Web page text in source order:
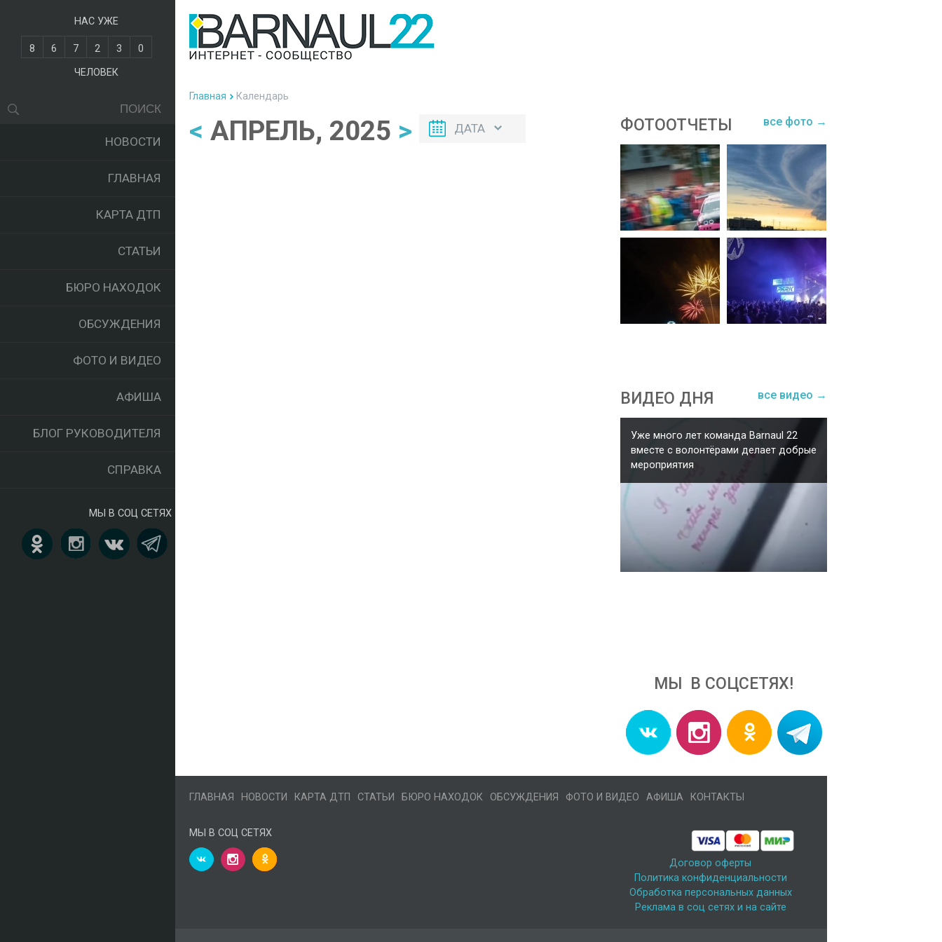
НАС УЖЕ
8 6 7 2 3
0
ЧЕЛОВЕК
НОВОСТИ
ГЛАВНАЯ
КАРТА ДТП
СТАТЬИ
БЮРО НАХОДОК
ОБСУЖДЕНИЯ
ФОТО И ВИДЕО
АФИША
БЛОГ РУКОВОДИТЕЛЯ
СПРАВКА
МЫ В СОЦ СЕТЯХ
Главная Календарь
< АПРЕЛЬ, 2025 > ДАТА ФОТООТЧЕТЫ все фото →
ВИДЕО ДНЯ все видео →
Уже много лет команда Barnaul 22
вместе с волонтёрами делает добрые
мероприятия
МЫ В СОЦСЕТЯХ!
ГЛАВНАЯ НОВОСТИ КАРТА ДТП СТАТЬИ БЮРО НАХОДОК ОБСУЖДЕНИЯ ФОТО И ВИДЕО АФИША КОНТАКТЫ
МЫ В СОЦ СЕТЯХ
Договор оферты
Политика конфиденциальности
Обработка персональных данных
Реклама в соц сетях и на сайте